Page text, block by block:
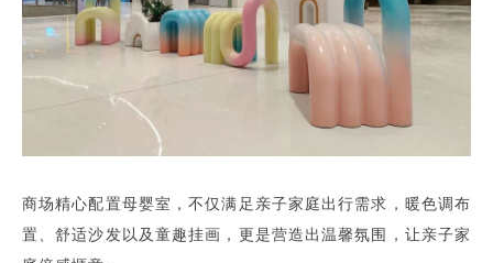
商场精心配置母婴室，不仅满足亲子家庭出行需求，暖色调布
置、舒适沙发以及童趣挂画，更是营造出温馨氛围，让亲子家